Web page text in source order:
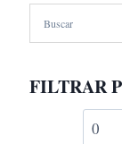
FILTRAR
Precio